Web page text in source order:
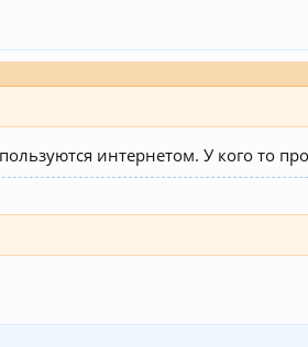
интернетом. У кого то